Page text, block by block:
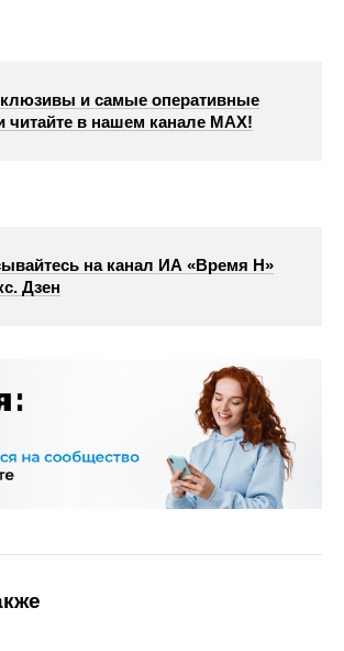
и самые оперативные
читайте в нашем канале МАХ!
на канал ИА «Время Н»
Дзен